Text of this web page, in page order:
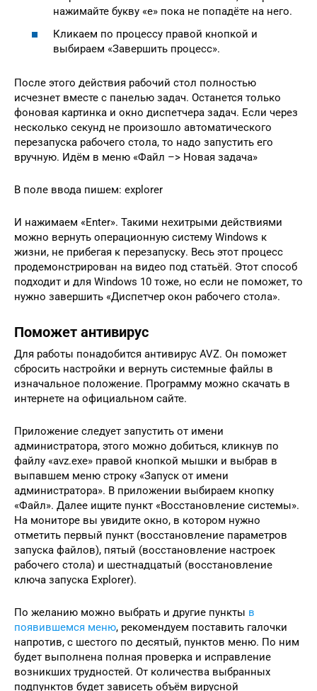
нажимайте букву «e» пока не попадёте на него.
Кликаем по процессу правой кнопкой и
выбираем «Завершить процесс».
После этого действия рабочий стол полностью
исчезнет вместе с панелью задач. Останется только
фоновая картинка и окно диспетчера задач. Если через
несколько секунд не произошло автоматического
перезапуска рабочего стола, то надо запустить его
вручную. Идём в меню «Файл –> Новая задача»
В поле ввода пишем: explorer
И нажимаем «Enter». Такими нехитрыми действиями
можно вернуть операционную систему Windows к
жизни, не прибегая к перезапуску. Весь этот процесс
продемонстрирован на видео под статьёй. Этот способ
подходит и для Windows 10 тоже, но если не поможет, то
нужно завершить «Диспетчер окон рабочего стола».
Поможет антивирус
Для работы понадобится антивирус AVZ. Он поможет
сбросить настройки и вернуть системные файлы в
изначальное положение. Программу можно скачать в
интернете на официальном сайте.
Приложение следует запустить от имени
администратора, этого можно добиться, кликнув по
файлу «avz.exe» правой кнопкой мышки и выбрав в
выпавшем меню строку «Запуск от имени
администратора». В приложении выбираем кнопку
«Файл». Далее ищите пункт «Восстановление системы».
На мониторе вы увидите окно, в котором нужно
отметить первый пункт (восстановление параметров
запуска файлов), пятый (восстановление настроек
рабочего стола) и шестнадцатый (восстановление
ключа запуска Explorer).
По желанию можно выбрать и другие пункты в
появившемся меню, рекомендуем поставить галочки
напротив, с шестого по десятый, пунктов меню. По ним
будет выполнена полная проверка и исправление
возникших трудностей. От количества выбранных
подпунктов будет зависеть объём вирусной